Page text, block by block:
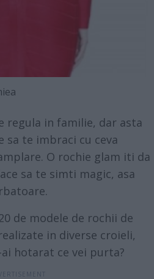
regula in familie, dar asta
sa te imbraci cu ceva
O rochie glam iti da
sa te simti magic, asa
de modele de rochii de
in diverse croieli,
hotarat ce vei purta?